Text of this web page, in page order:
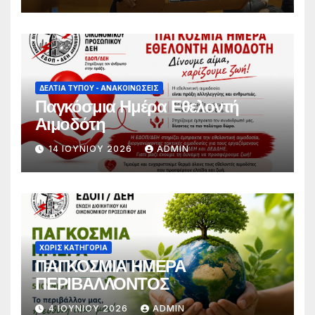
συνθήματα, να συμμετέχει στο
διάλογο για την προάσπιση των
εργασιακών δικαιωμάτων»
ΔΕΛΤΊΑ ΤΎΠΟΥ - ΑΝΑΚΟΙΝΏΣΕΙΣ
Παγκόσμια Ημέρα Εθελοντή
Αιμοδότη
14 ΙΟΥΝΊΟΥ 2026 ADMIN
ΧΩΡΊΣ ΚΑΤΗΓΟΡΊΑ
ΠΑΓΚΟΣΜΙΑ ΗΜΕΡΑ
ΠΕΡΙΒΑΛΛΟΝΤΟΣ
4 ΙΟΥΝΊΟΥ 2026 ADMIN